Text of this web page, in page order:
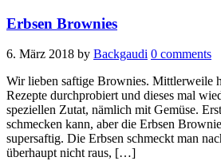
Erbsen Brownies
6. März 2018 by Backgaudi 0 comments
Wir lieben saftige Brownies. Mittlerweile
Rezepte durchprobiert und dieses mal
speziellen Zutat, nämlich mit Gemüse.
schmecken kann, aber die Erbsen
supersaftig. Die Erbsen schmeckt man
überhaupt nicht raus, […]